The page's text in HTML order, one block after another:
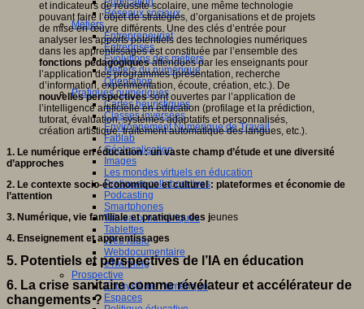
Réseaux sociaux
Métiers
Entrepreneuriat
Entreprises
Evolutions des métiers
Métiers du numérique
Orientation
Pratiques numériques
Cartes heuristiques
Classes inversées
Environnement Numérique de Travail
Fablab
Géolocalisation
Images
Les mondes virtuels en éducation
Pratiques collaboratives
Podcasting
Smartphones
Tableaux numériques
Tablettes
Web radio
Webdocumentaire
eTwinning
Prospective
Ecosystème numérique
Espaces
et indicateurs de réussite scolaire, une même technologie
pouvant faire l’objet de stratégies, d’organisations et de projets
de mise en œuvre différents. Une des clés d’entrée pour
analyser les apports potentiels des technologies numériques
dans les apprentissages est constituée par l’ensemble des
fonctions pédagogiquesattendues par les enseignants pour
l’application des programmes (présentation, recherche
d’information, expérimentation, écoute, création, etc.). De
nouvelles perspectivessont ouvertes par l’application de
l’intelligence artificielle en éducation (profilage et la prédiction,
tutorat, évaluation, systèmes adaptatifs et personnalisés,
création artistique, traitement automatique des langues, etc.).
1. Le numérique en éducation : un vaste champ d’étude et une diversité
d’approches
2. Le contexte socio-économique et culturel : plateformes et économie de
l’attention
3. Numérique, vie familiale et pratiques des jeunes
4. Enseignement et apprentissages
5. Potentiels et perspectives de l’IA en éducation
6. La crise sanitaire comme révélateur et accélérateur de
changements ?